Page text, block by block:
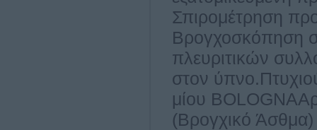
Σπιρομέτρηση
Βρογχοσκόπηση
πλευριτικών
στον
μίου
(Βρογχικό Άσθμα)